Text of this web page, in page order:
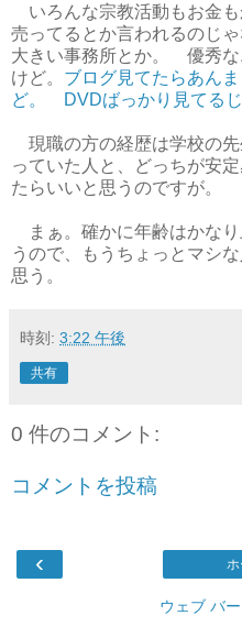
いろんな宗教活動もお金
売ってるとか言われるのじ
大きい事務所とか。 優秀な
けど。 ブログ見てたらあん
ど。 DVDばっかり見てるじ
現職の方の経歴は学校の
っていた人と、どっちが安
たらいいと思うのですが。
まぁ。確かに年齢はかな
うので、もうちょっとマシ
思う。
時刻: 3:22 午後
共有
0 件のコメント:
コメントを投稿
‹
ウェブ バ